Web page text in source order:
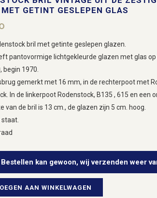
GETINT GESLEPEN GLAS
bril met getinte geslepen glazen.
pantovormige lichtgekleurde glazen met glas
begin 1970.
gemerkt met 16 mm, in de rechterpoot met
In de linkerpoot Rodenstock, B135 , 615 en een
van de bril is 13 cm., de glazen zijn 5 cm. hoog.
staat.
kan gewoon, wij verzenden weer
AAN WINKELWAGEN